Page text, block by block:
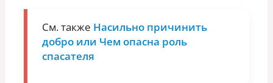
См. также Насильно причинить
добро или Чем опасна роль
спасателя